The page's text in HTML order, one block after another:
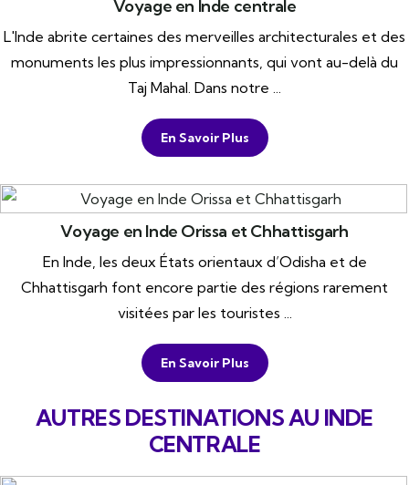
Voyage en Inde centrale
L'Inde abrite certaines des merveilles architecturales et des
monuments les plus impressionnants, qui vont au-delà du
Taj Mahal. Dans notre ...
En Savoir Plus
Voyage en Inde Orissa et Chhattisgarh
En Inde, les deux États orientaux d’Odisha et de
Chhattisgarh font encore partie des régions rarement
visitées par les touristes ...
En Savoir Plus
AUTRES DESTINATIONS AU INDE
CENTRALE